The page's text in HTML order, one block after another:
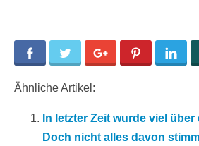
Facebook Twitter Google+ Pinterest
Ähnliche Artikel:
In letzter Zeit wurde viel
Doch nicht alles davon